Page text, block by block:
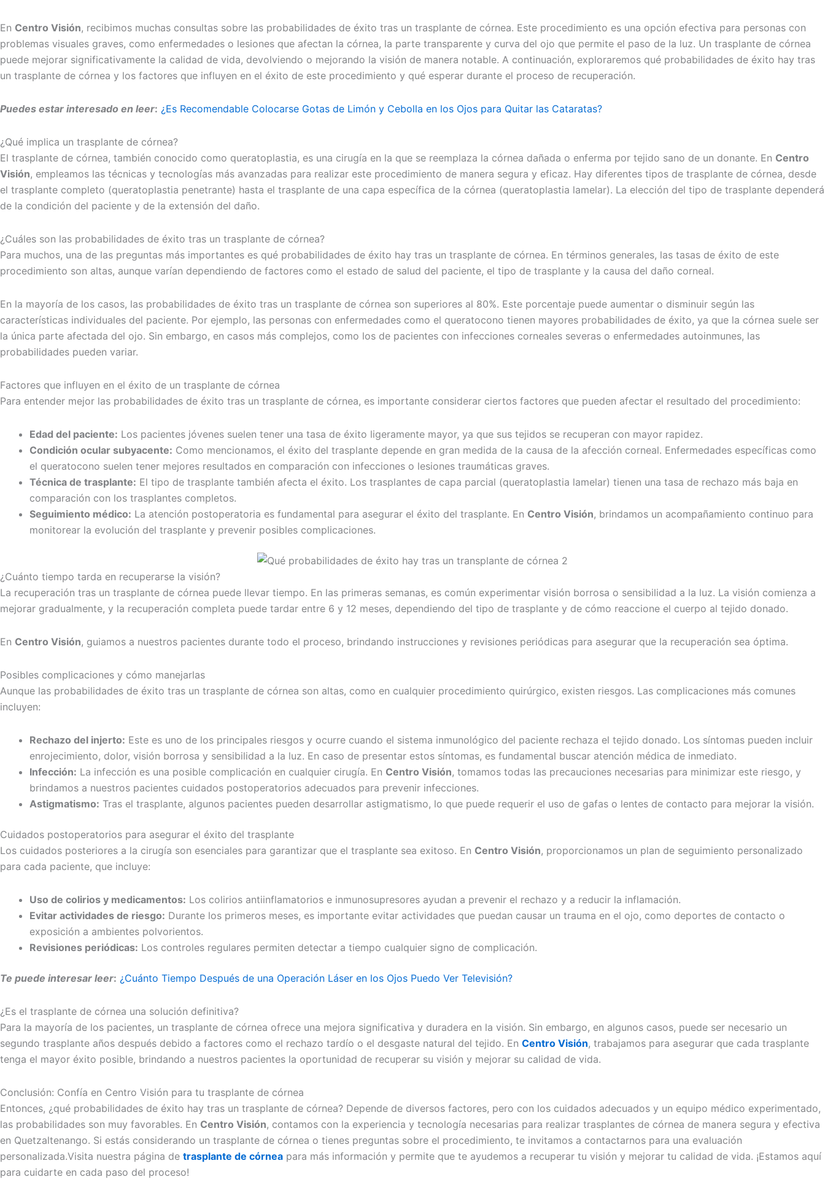
En Centro Visión, recibimos muchas consultas sobre las probabilidades de éxito tras un trasplante de córnea. Este procedimiento es una opción efectiva para personas con
problemas visuales graves, como enfermedades o lesiones que afectan la córnea, la parte transparente y curva del ojo que permite el paso de la luz. Un trasplante de córnea
puede mejorar significativamente la calidad de vida, devolviendo o mejorando la visión de manera notable. A continuación, exploraremos qué probabilidades de éxito hay tras
un trasplante de córnea y los factores que influyen en el éxito de este procedimiento y qué esperar durante el proceso de recuperación.
Puedes estar interesado en leer: ¿Es Recomendable Colocarse Gotas de Limón y Cebolla en los Ojos para Quitar las Cataratas?
¿Qué implica un trasplante de córnea?
El trasplante de córnea, también conocido como queratoplastia, es una cirugía en la que se reemplaza la córnea dañada o enferma por tejido sano de un donante. En Centro
Visión, empleamos las técnicas y tecnologías más avanzadas para realizar este procedimiento de manera segura y eficaz. Hay diferentes tipos de trasplante de córnea, desde
el trasplante completo (queratoplastia penetrante) hasta el trasplante de una capa específica de la córnea (queratoplastia lamelar). La elección del tipo de trasplante dependerá
de la condición del paciente y de la extensión del daño.
¿Cuáles son las probabilidades de éxito tras un trasplante de córnea?
Para muchos, una de las preguntas más importantes es qué probabilidades de éxito hay tras un trasplante de córnea. En términos generales, las tasas de éxito de este
procedimiento son altas, aunque varían dependiendo de factores como el estado de salud del paciente, el tipo de trasplante y la causa del daño corneal.
En la mayoría de los casos, las probabilidades de éxito tras un trasplante de córnea son superiores al 80%. Este porcentaje puede aumentar o disminuir según las
características individuales del paciente. Por ejemplo, las personas con enfermedades como el queratocono tienen mayores probabilidades de éxito, ya que la córnea suele ser
la única parte afectada del ojo. Sin embargo, en casos más complejos, como los de pacientes con infecciones corneales severas o enfermedades autoinmunes, las
probabilidades pueden variar.
Factores que influyen en el éxito de un trasplante de córnea
Para entender mejor las probabilidades de éxito tras un trasplante de córnea, es importante considerar ciertos factores que pueden afectar el resultado del procedimiento:
Edad del paciente: Los pacientes jóvenes suelen tener una tasa de éxito ligeramente mayor, ya que sus tejidos se recuperan con mayor rapidez.
Condición ocular subyacente: Como mencionamos, el éxito del trasplante depende en gran medida de la causa de la afección corneal. Enfermedades específicas como
el queratocono suelen tener mejores resultados en comparación con infecciones o lesiones traumáticas graves.
Técnica de trasplante: El tipo de trasplante también afecta el éxito. Los trasplantes de capa parcial (queratoplastia lamelar) tienen una tasa de rechazo más baja en
comparación con los trasplantes completos.
Seguimiento médico: La atención postoperatoria es fundamental para asegurar el éxito del trasplante. En Centro Visión, brindamos un acompañamiento continuo para
monitorear la evolución del trasplante y prevenir posibles complicaciones.
¿Cuánto tiempo tarda en recuperarse la visión?
La recuperación tras un trasplante de córnea puede llevar tiempo. En las primeras semanas, es común experimentar visión borrosa o sensibilidad a la luz. La visión comienza a
mejorar gradualmente, y la recuperación completa puede tardar entre 6 y 12 meses, dependiendo del tipo de trasplante y de cómo reaccione el cuerpo al tejido donado.
En Centro Visión, guiamos a nuestros pacientes durante todo el proceso, brindando instrucciones y revisiones periódicas para asegurar que la recuperación sea óptima.
Posibles complicaciones y cómo manejarlas
Aunque las probabilidades de éxito tras un trasplante de córnea son altas, como en cualquier procedimiento quirúrgico, existen riesgos. Las complicaciones más comunes
incluyen:
Rechazo del injerto: Este es uno de los principales riesgos y ocurre cuando el sistema inmunológico del paciente rechaza el tejido donado. Los síntomas pueden incluir
enrojecimiento, dolor, visión borrosa y sensibilidad a la luz. En caso de presentar estos síntomas, es fundamental buscar atención médica de inmediato.
Infección: La infección es una posible complicación en cualquier cirugía. En Centro Visión, tomamos todas las precauciones necesarias para minimizar este riesgo, y
brindamos a nuestros pacientes cuidados postoperatorios adecuados para prevenir infecciones.
Astigmatismo: Tras el trasplante, algunos pacientes pueden desarrollar astigmatismo, lo que puede requerir el uso de gafas o lentes de contacto para mejorar la visión.
Cuidados postoperatorios para asegurar el éxito del trasplante
Los cuidados posteriores a la cirugía son esenciales para garantizar que el trasplante sea exitoso. En Centro Visión, proporcionamos un plan de seguimiento personalizado
para cada paciente, que incluye:
Uso de colirios y medicamentos: Los colirios antiinflamatorios e inmunosupresores ayudan a prevenir el rechazo y a reducir la inflamación.
Evitar actividades de riesgo: Durante los primeros meses, es importante evitar actividades que puedan causar un trauma en el ojo, como deportes de contacto o
exposición a ambientes polvorientos.
Revisiones periódicas: Los controles regulares permiten detectar a tiempo cualquier signo de complicación.
Te puede interesar leer: ¿Cuánto Tiempo Después de una Operación Láser en los Ojos Puedo Ver Televisión?
¿Es el trasplante de córnea una solución definitiva?
Para la mayoría de los pacientes, un trasplante de córnea ofrece una mejora significativa y duradera en la visión. Sin embargo, en algunos casos, puede ser necesario un
segundo trasplante años después debido a factores como el rechazo tardío o el desgaste natural del tejido. En Centro Visión, trabajamos para asegurar que cada trasplante
tenga el mayor éxito posible, brindando a nuestros pacientes la oportunidad de recuperar su visión y mejorar su calidad de vida.
Conclusión: Confía en Centro Visión para tu trasplante de córnea
Entonces, ¿qué probabilidades de éxito hay tras un trasplante de córnea? Depende de diversos factores, pero con los cuidados adecuados y un equipo médico experimentado,
las probabilidades son muy favorables. En Centro Visión, contamos con la experiencia y tecnología necesarias para realizar trasplantes de córnea de manera segura y efectiva
en Quetzaltenango. Si estás considerando un trasplante de córnea o tienes preguntas sobre el procedimiento, te invitamos a contactarnos para una evaluación
personalizada.Visita nuestra página de trasplante de córnea para más información y permite que te ayudemos a recuperar tu visión y mejorar tu calidad de vida. ¡Estamos aquí
para cuidarte en cada paso del proceso!